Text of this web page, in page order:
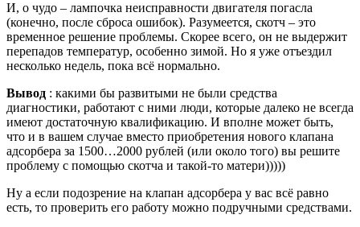
И, о чудо – лампочка неисправности двигателя погасла
(конечно, после сброса ошибок). Разумеется, скотч – это
временное решение проблемы. Скорее всего, он не выдержит
перепадов температур, особенно зимой. Но я уже отъездил
несколько недель, пока всё нормально.
Вывод : какими бы развитыми не были средства
диагностики, работают с ними люди, которые далеко не всегда
имеют достаточную квалификацию. И вполне может быть,
что и в вашем случае вместо приобретения нового клапана
адсорбера за 1500…2000 рублей (или около того) вы решите
проблему с помощью скотча и такой-то матери)))))
Ну а если подозрение на клапан адсорбера у вас всё равно
есть, то проверить его работу можно подручными средствами.